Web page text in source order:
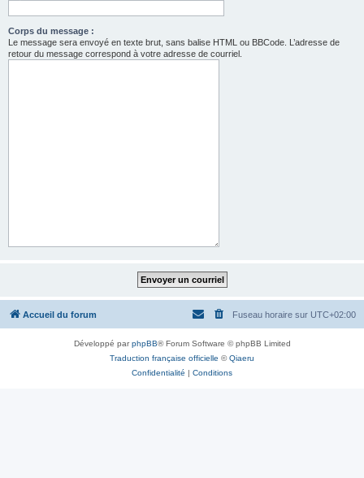
Corps du message :
Le message sera envoyé en texte brut, sans balise HTML ou BBCode. L’adresse de
retour du message correspond à votre adresse de courriel.
Accueil du forum Fuseau horaire sur UTC+02:00
Développé parphpBB® Forum Software © phpBB Limited
Traduction française officielle ©Qiaeru
Confidentialité | Conditions